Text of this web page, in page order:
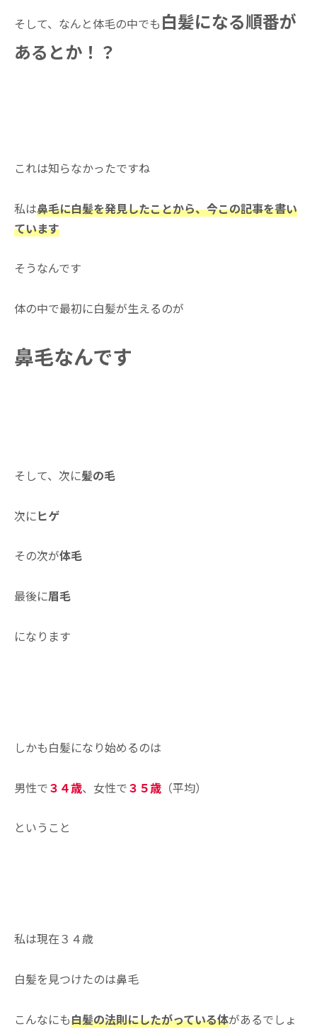
そして、なんと体毛の中でも 白髪になる順番が
あるとか！？
これは知らなかったですね
私は鼻毛に白髪を発見したことから、今この記事を書い
ています
そうなんです
体の中で最初に白髪が生えるのが
鼻毛なんです
そして、次に髪の毛
次にヒゲ
その次が体毛
最後に眉毛
になります
しかも白髪になり始めるのは
男性で３４歳、女性で３５歳 （平均）
ということ
私は現在３４歳
白髪を見つけたのは鼻毛
こんなにも白髪の法則にしたがっている体があるでしょ